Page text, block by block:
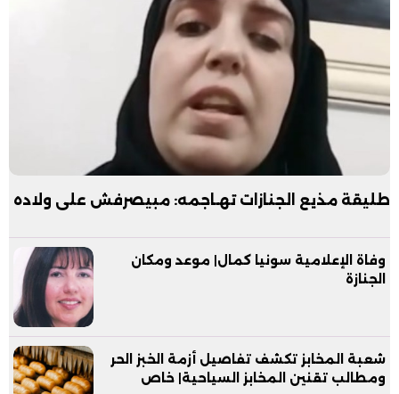
طليقة مذيع الجنازات تهـاجمه: مبيصرفش على ولاده
وفاة الإعلامية سونيا كمال| موعد ومكان
الجنازة
شعبة المخابز تكشف تفاصيل أزمة الخبز الحر
ومطالب تقنين المخابز السياحية| خاص